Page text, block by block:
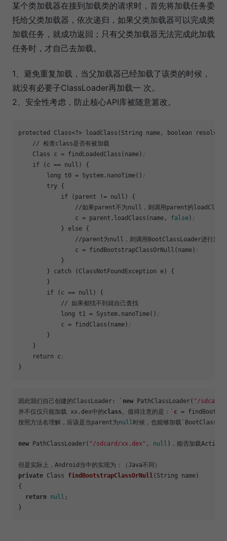
某个类加载器在接到加载类的请求时，首先将加载任务委
托给父类加载器，依次递归，如果父类加载器可以完成类
加载任务，就成功返回；只有父类加载器无法完成此加载
任务时，才自己去加载。
1、避免重复加载，当父加载器已经加载了该类的时候，
就没有必要子ClassLoader再加载一 次。
2、安全性考虑，防止核心API库被随意篡改。
protected Class<?> loadClass(String name, boolean resolve)
    // 检查class是否有被加载
    Class
c = findLoadedClass(name) ;
    if (
c == null) {
        long
t0 = System.nanoTime() ;
        try {
            if (parent != null) {
//如果parent不为null，则调用parent的
c = parent.loadClass(name, false ) ;
            } else {
//parent为null，则调用BootClassLoader进行加
c = findBootstrapClassOrNull(name) ;
            }
        } catch (ClassNotFoundException e) {
        }
        if (
c == null) {
            // 如果都找不到就自己查找
            long
t1 = System.nanoTime() ;
c = findClass(name) ;
        }
    }
    return c
;
因此我们自己创建的ClassLoader: ` new PathClassLoader( "/sdcard/
并不仅仅只能加载 xx.dex中的class。值得注意的是：` c =
按照方法名理解，应该是当parent为null时候，也能够加载
new PathClassLoader( "/sdcard/xx.dex" , null )，能否加载
private Class findBootstrapClassOrNull( String name )
{
return
null ;